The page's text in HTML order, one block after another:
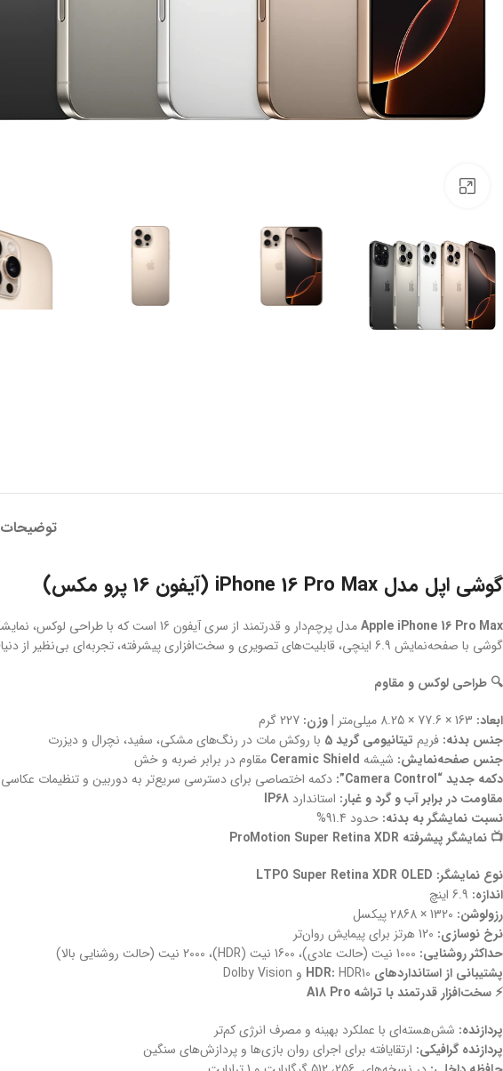
توضیحات
گوشی اپل مدل iPhone 16 Pro Max (آیفون 16 پرو مکس)
Apple iPhone 16 Pro Maxمدل پرچم‌دار و قدرتمند از سری آیفون 16 است که با طراحی لوکس، نمایشگر بزرگ‌تر
گوشی با صفحه‌نمایش 6.9 اینچی، قابلیت‌های تصویری و سخت‌افزاری پیشرفته، تجربه‌ای بی‌نظیر از دنیای دیجیتال را ارائه می‌دهد.
🔍 طراحی لوکس و مقاوم
ابعاد:
وزن:
جنس بدنه: فریم تیتانیومی گرید 5
با روکش مات در رنگ‌های مشکی، سفید، نچرال و دیزرت
جنس صفحه‌نمایش: شیشه Ceramic Shield مقاوم در برابر ضربه و خش
دکمه جدید “Camera Control”:
دکمه اختصاصی برای دسترسی سریع‌تر به دوربین و تنظیمات عکاسی
مقاومت در برابر آب و گرد و غبار: استاندارد IP68
نسبت نمایشگر به بدنه: حدود 91.4%
📺 نمایشگر پیشرفته ProMotion Super Retina XDR
نوع نمایشگر: LTPO Super Retina XDR OLED
اندازه:
رزولوشن:
نرخ نوسازی:
حداکثر روشنایی:
پشتیبانی از استانداردهای HDR: HDR10 و Dolby Vision
⚡ سخت‌افزار قدرتمند با تراشه A18 Pro
پردازنده: شش‌هسته‌ای با عملکرد بهینه و مصرف انرژی کم‌تر
پردازنده گرافیکی: ارتقا‌یافته برای اجرای روان بازی‌ها و پردازش‌های سنگین